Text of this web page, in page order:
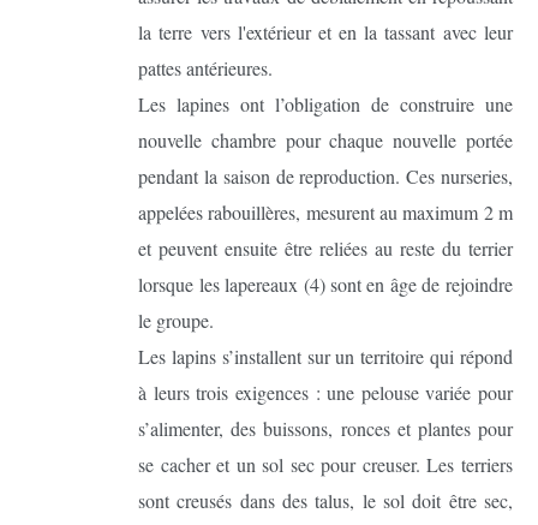
la terre vers l'extérieur et en la tassant avec leur
pattes antérieures.
Les lapines ont l’obligation de construire une
nouvelle chambre pour chaque nouvelle portée
pendant la saison de reproduction. Ces nurseries,
appelées rabouillères, mesurent au maximum 2 m
et peuvent ensuite être reliées au reste du terrier
lorsque les lapereaux (4) sont en âge de rejoindre
le groupe.
Les lapins s’installent sur un territoire qui répond
à leurs trois exigences : une pelouse variée pour
s’alimenter, des buissons, ronces et plantes pour
se cacher et un sol sec pour creuser. Les terriers
sont creusés dans des talus, le sol doit être sec,